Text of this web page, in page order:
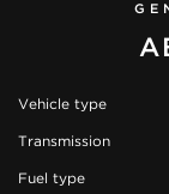
Vehicle type
Transmission
Fuel type